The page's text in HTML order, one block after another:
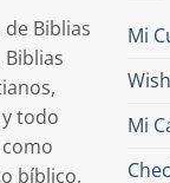
Biblias
todo
bíblico,
Mi
Mi